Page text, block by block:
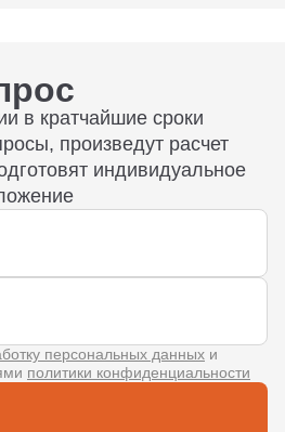
в кратчайшие сроки
произведут расчет
индивидуальное
персональных данных и
политики конфиденциальности